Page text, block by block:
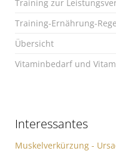
Training zur
Training-Ernährung-
Übersicht
Vitaminbedarf und
Interessantes
Muskelverkürzung -